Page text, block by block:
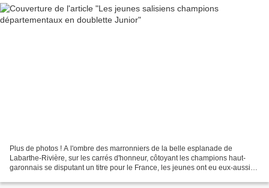
Plus de photos ! A l'ombre des marronniers de la belle esplanade de
Labarthe-Rivière, sur les carrés d'honneur, côtoyant les champions haut-
garonnais se disputant un titre pour le France, les jeunes ont eu eux-aussi